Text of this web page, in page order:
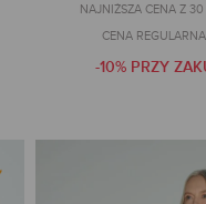
NAJNIŻSZA CENA Z
CENA
-10% PRZY